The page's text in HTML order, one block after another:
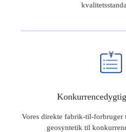
Vores direkte fabrik-til-
geosyntetik til